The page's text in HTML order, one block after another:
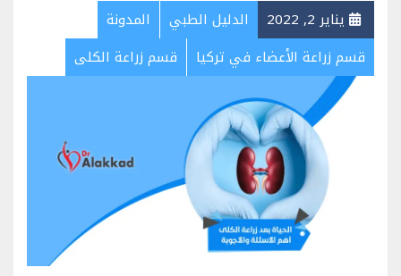
يناير 2, 2022 الدليل الطبي
المدونة
قسم زراعة الأعضاء في تركيا
قسم زراعة الكلى